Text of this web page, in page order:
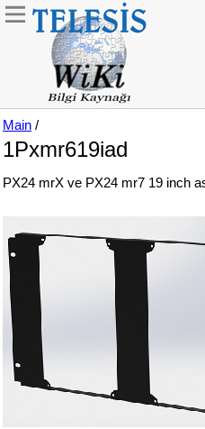
Main /
1Pxmr619iad
PX24 mrX ve PX24 mr7 19 inch